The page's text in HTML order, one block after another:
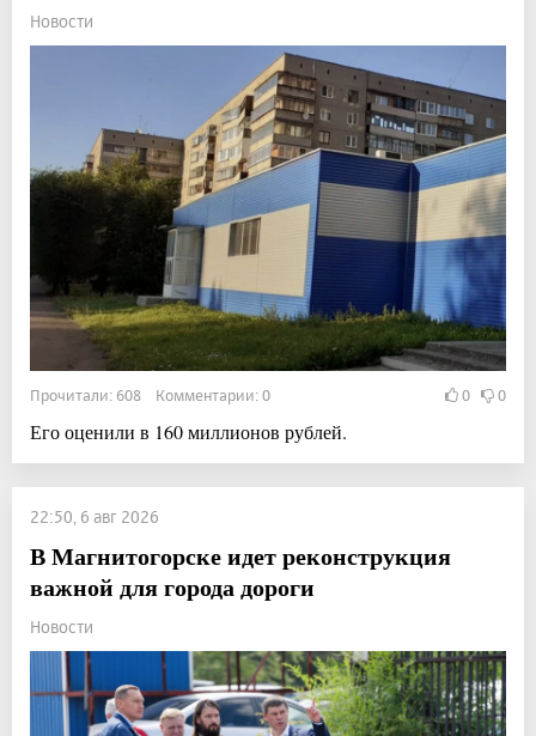
Новости
Прочитали: 608 Комментарии: 0 0 0
Его оценили в 160 миллионов рублей.
22:50, 6 авг 2026
В Магнитогорске идет реконструкция
важной для города дороги
Новости